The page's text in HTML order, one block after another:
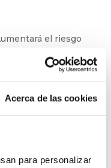
Acerca de las cookies
para personalizar
el riesgo
sea la